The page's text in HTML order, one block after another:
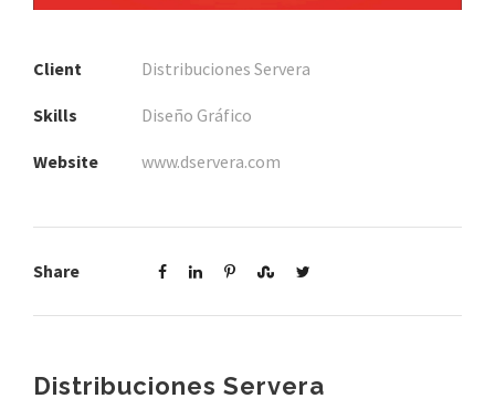
Client Distribuciones Servera
Skills Diseño Gráfico
Website www.dservera.com
Share
Distribuciones Servera